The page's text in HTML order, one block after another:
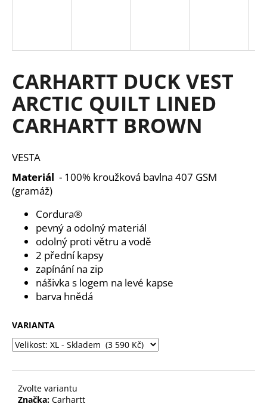
CARHARTT DUCK VEST
ARCTIC QUILT LINED
CARHARTT BROWN
VESTA
Materiál - 100% kroužková bavlna 407 GSM
(gramáž)
Cordura®
pevný a odolný materiál
odolný proti větru a vodě
2 přední kapsy
zapínání na zip
nášivka s logem na levé kapse
barva hnědá
VARIANTA
Zvolte variantu
Značka: Carhartt
í
?
D
m
e